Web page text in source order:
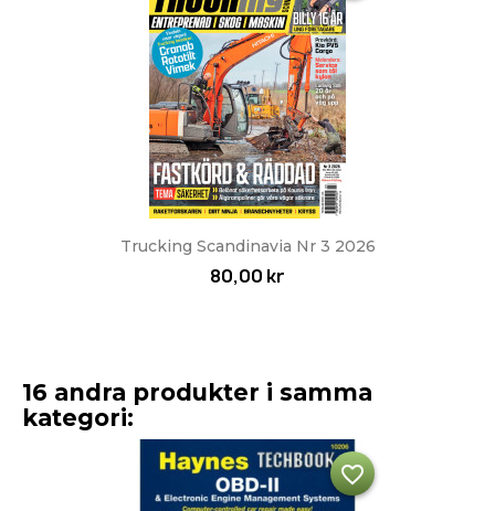
Trucking Scandinavia Nr 3 2026
80,00 kr
16 andra produkter i samma
kategori:
favorite_border